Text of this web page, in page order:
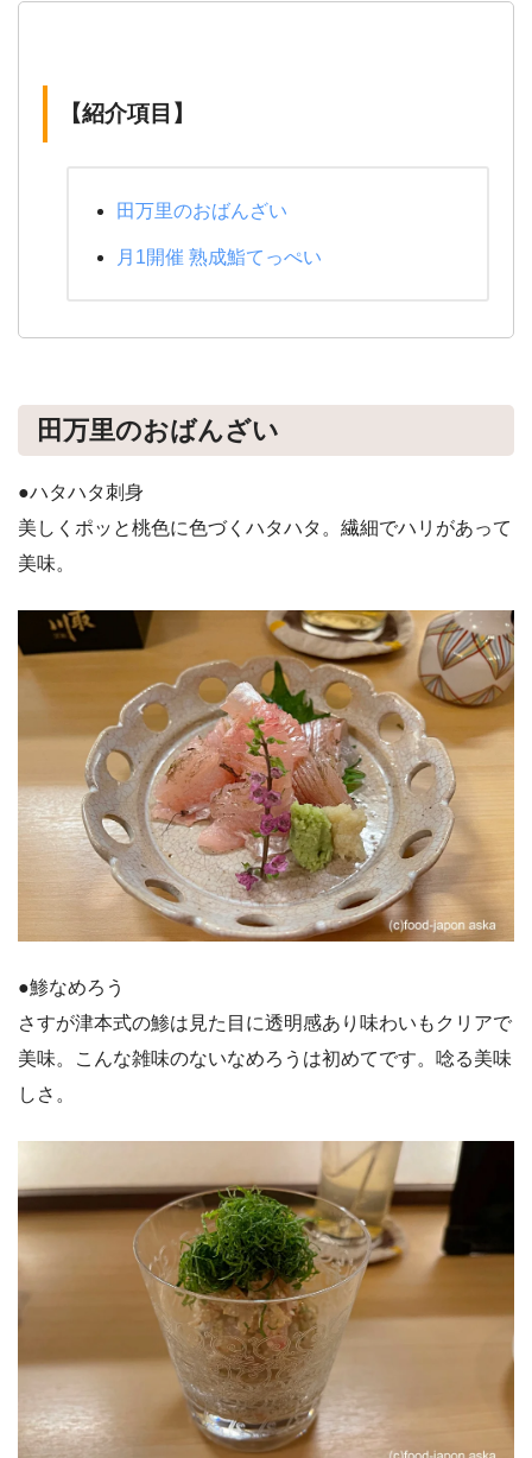
【紹介項目】
田万里のおばんざい
月1開催 熟成鮨てっぺい
田万里のおばんざい
●ハタハタ刺身
美しくポッと桃色に色づくハタハタ。繊細でハリがあって
美味。
●鯵なめろう
さすが津本式の鯵は見た目に透明感あり味わいもクリアで
美味。こんな雑味のないなめろうは初めてです。唸る美味
しさ。